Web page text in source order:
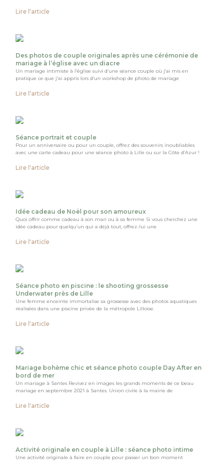
Lire l'article
Des photos de couple originales après une cérémonie de
mariage à l’église avec un diacre
Un mariage intimiste à l’église suivi d’une séance couple où j’ai mis en
pratique ce que j’ai appris lors d’un workshop de photo de mariage
Lire l'article
Séance portrait et couple
Pour un anniversaire ou pour un couple, offrez des souvenirs inoubliables
avec une carte cadeau pour une séance photo à Lille ou sur la Côte d’Azur !
Lire l'article
Idée cadeau de Noël pour son amoureux
Quoi offrir comme cadeau à son mari ou à sa femme Si vous cherchez une
idée cadeau pour quelqu’un qui a déjà tout, offrez-lui une
Lire l'article
Séance photo en piscine : le shooting grossesse
Underwater près de Lille
Une femme enceinte immortalise sa grossesse avec des photos aquatiques
réalisées dans une piscine privée de la métropole Lilloise.
Lire l'article
Mariage bohème chic et séance photo couple Day After en
bord de mer
Un mariage à Santes Revivez en images les grands moments de ce beau
mariage en septembre 2021 à Santes. Union civile à la mairie de
Lire l'article
Activité originale en couple à Lille : séance photo intime
Une activité originale à faire en couple pour passer un bon moment